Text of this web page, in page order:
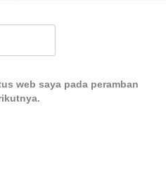
web saya pada peramban